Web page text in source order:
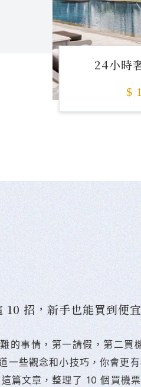
24小時
$
10 招，新手也能買到便
的事情，第一請假，第二買
一些觀念和小技巧，你會更
篇文章，整理了 10 個買機